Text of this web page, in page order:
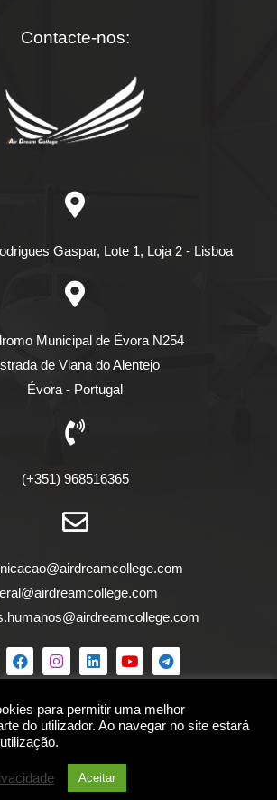
Contacte-nos:
Gaspar, Lote 1, Loja 2 - Lisboa
Municipal de Évora N254
de Viana do Alentejo
Évora - Portugal
(+351) 968516365
privacidade|Livro de reclamações
por GlobalServices
para permitir uma melhor
do utilizador. Ao navegar no site estará
Aceitar